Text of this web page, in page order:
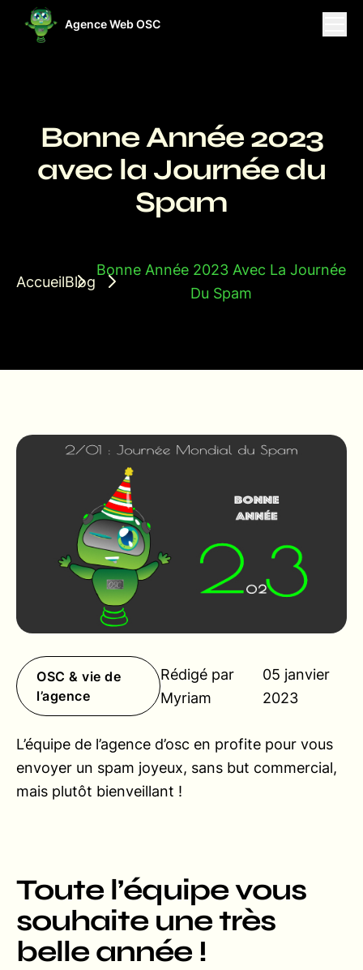
Agence Web OSC
Bonne Année 2023
avec la Journée du
Spam
AccueilBlog
Bonne Année 2023 Avec La Journée
Du Spam
OSC & vie de
l’agence
Rédigé par
Myriam
05 janvier
2023
L’équipe de l’agence d’osc en profite pour vous
envoyer un spam joyeux, sans but commercial,
mais plutôt bienveillant !
Toute l’équipe vous
souhaite une très
belle année !